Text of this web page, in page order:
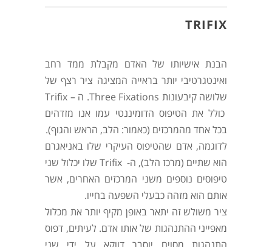
TRIFIX
הבנת אישיותו של האדם מקבלת ממד רחב
ואינטגרטיבי יותר בראייה המציגה ציר רצף של
שלושה קיבעונות Three Fixations. ה – Trifix
כולל את הטיפוס הדומיננטי עמו אנו מזדהים
בכל אחד מהמרכזים (כאמור: הלב, הראש והגוף).
לדוגמה, אדם שהטיפוס העיקרי שלו באניאגרם
הוא שתיים (מרכז הלב), ה- Trifix שלו יכלול שני
טיפוסים נוספים משני המרכזים האחרים, אשר
אותם הוא מזהה כבעלי השפעה בחייו.
ציר משולש זה יתאר באופן מקיף יותר את מכלול
מאפייני ההתנהגות של אותו אדם. לעיתים, דפוס